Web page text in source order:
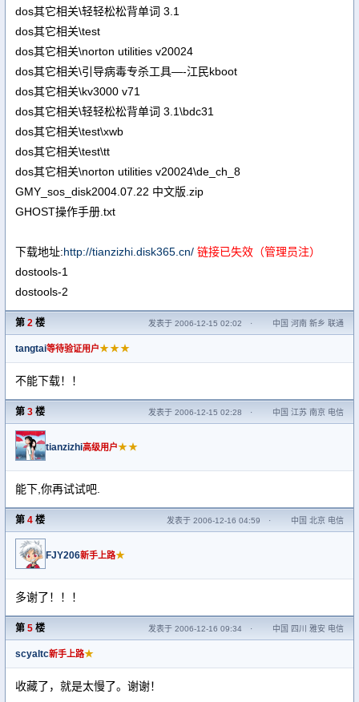
dos其它相关\轻轻松松背单词 3.1
dos其它相关\test
dos其它相关\norton utilities v20024
dos其它相关\引导病毒专杀工具—-江民kboot
dos其它相关\kv3000 v71
dos其它相关\轻轻松松背单词 3.1\bdc31
dos其它相关\test\xwb
dos其它相关\test\tt
dos其它相关\norton utilities v20024\de_ch_8
GMY_sos_disk2004.07.22 中文版.zip
GHOST操作手册.txt
下载地址:http://tianzizhi.disk365.cn/ 链接已失效（管理员注）
dostools-1
dostools-2
第 2 楼 发表于 2006-12-15 02:02 · 中国 河南 新乡 联通
tangtai等待验证用户★★★
不能下载！！
第 3 楼 发表于 2006-12-15 02:28 · 中国 江苏 南京 电信
tianzizhi高级用户★★
能下,你再试试吧.
第 4 楼 发表于 2006-12-16 04:59 · 中国 北京 电信
FJY206新手上路★
多谢了！！！
第 5 楼 发表于 2006-12-16 09:34 · 中国 四川 雅安 电信
scyaltc新手上路★
收藏了，就是太慢了。谢谢！